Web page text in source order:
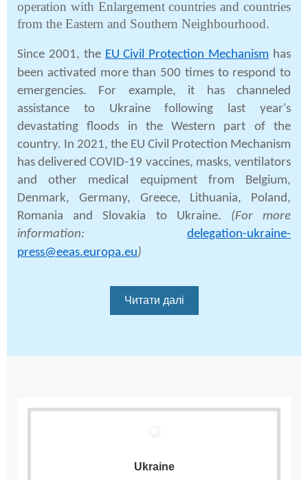
operation with Enlargement countries and countries
from the Eastern and Southern Neighbourhood.
Since 2001, the EU Civil Protection Mechanism has
been activated more than 500 times to respond to
emergencies. For example, it has channeled
assistance to Ukraine following last year's
devastating floods in the Western part of the
country. In 2021, the EU Civil Protection Mechanism
has delivered COVID-19 vaccines, masks, ventilators
and other medical equipment from Belgium,
Denmark, Germany, Greece, Lithuania, Poland,
Romania and Slovakia to Ukraine. (For more
information:
delegation-ukraine-
press@eeas.europa.eu)
Читати далі
Ukraine